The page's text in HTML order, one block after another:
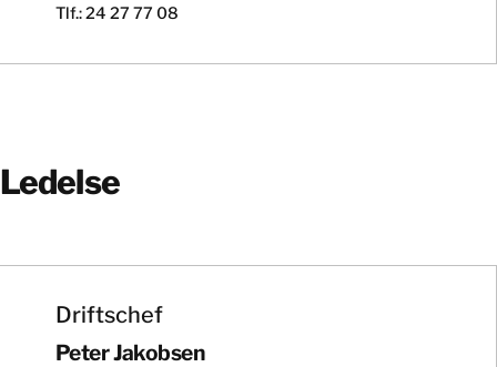
Tlf.: 24 27 77 08
Ledelse
Driftschef
Peter Jakobsen